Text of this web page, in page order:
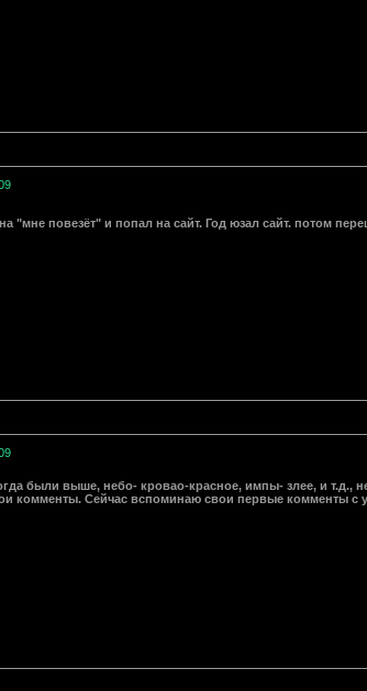
"мне повезёт" и попал на сайт. Год юзал сайт. потом
были выше, небо- кровао-красное, импы- злее, и т.д.,
комменты. Сейчас вспоминаю свои первые комменты